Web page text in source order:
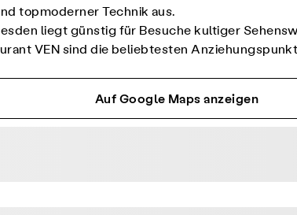
topmoderner Technik aus.
liegt günstig für Besuche kultiger
VEN sind die beliebtesten
Auf Google Maps anzeigen